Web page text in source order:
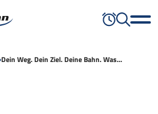
Dein Weg. Dein Ziel. Deine Bahn. Was…